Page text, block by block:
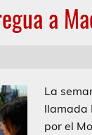
a
La
llamada
por el